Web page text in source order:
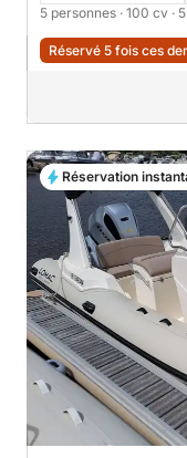
5 personnes · 100 cv ·
Réservé 5 fois ces
Réservation